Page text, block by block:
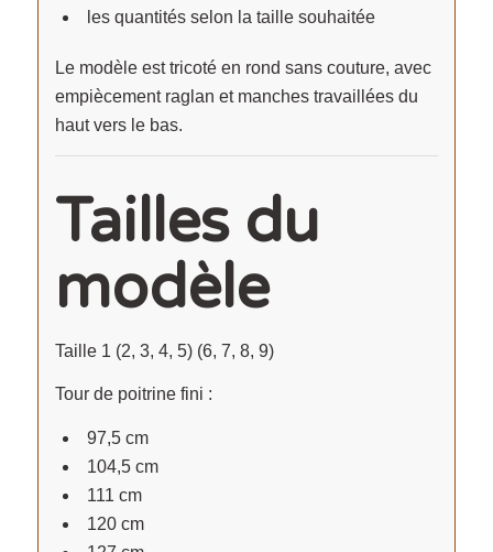
les quantités selon la taille souhaitée
Le modèle est tricoté en rond sans couture, avec
empiècement raglan et manches travaillées du
haut vers le bas.
Tailles du
modèle
Taille 1 (2, 3, 4, 5) (6, 7, 8, 9)
Tour de poitrine fini :
97,5 cm
104,5 cm
111 cm
120 cm